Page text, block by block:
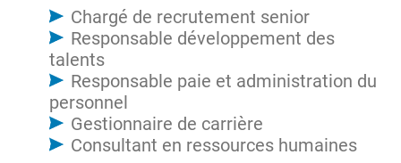
Chargé de recrutement senior
Responsable développement des
talents
Responsable paie et administration du
personnel
Gestionnaire de carrière
Consultant en ressources humaines